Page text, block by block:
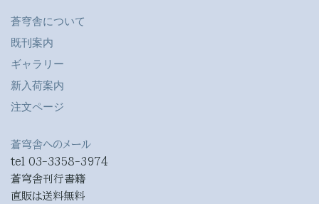
蒼穹舎について
既刊案内
ギャラリー
新入荷案内
注文ページ
蒼穹舎へのメール
tel 03-3358-3974
蒼穹舎刊行書籍
直販は送料無料